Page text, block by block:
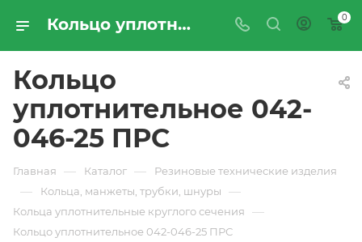
Кольцо уплотнительное 042-046-25 ПРС - купить по цене производителя с доставкой по Москве и России | ПРОМРЕСУРССЕРВИС 0
Кольцо
уплотнительное 042-
046-25 ПРС
Главная — Каталог — Резиновые технические изделия
— Кольца, манжеты, трубки, шнуры —
Кольца уплотнительные круглого сечения —
Кольцо уплотнительное 042-046-25 ПРС